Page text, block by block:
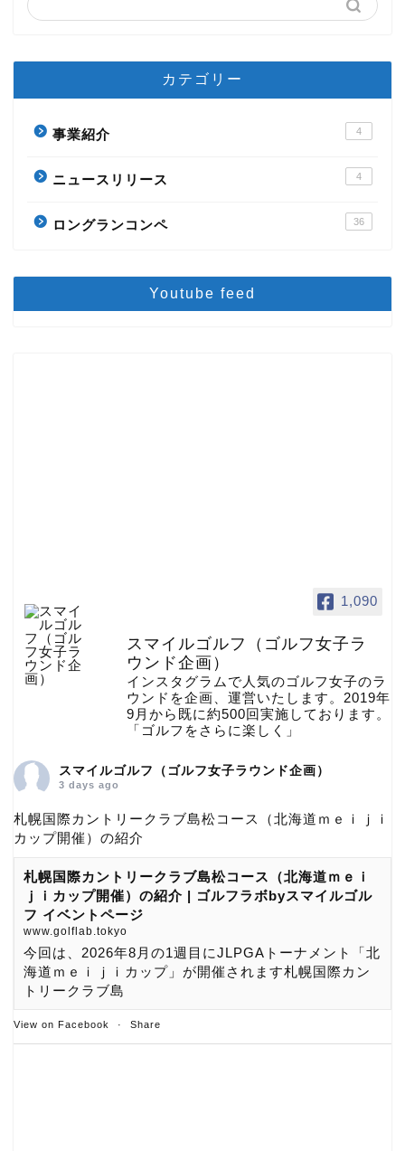
カテゴリー
事業紹介 4
ニュースリリース 4
ロングランコンペ 36
Youtube feed
1,090
スマイルゴルフ（ゴルフ女子ラ
ウンド企画）
インスタグラムで人気のゴルフ女子のラ
ウンドを企画、運営いたします。2019年
9月から既に約500回実施しております。
「ゴルフをさらに楽しく」
スマイルゴルフ（ゴルフ女子ラウンド企画）
3 days ago
札幌国際カントリークラブ島松コース（北海道ｍｅｉｊｉ
カップ開催）の紹介
札幌国際カントリークラブ島松コース（北海道ｍｅｉ
ｊｉカップ開催）の紹介 | ゴルフラボbyスマイルゴル
フ イベントページ
www.golflab.tokyo
今回は、2026年8月の1週目にJLPGAトーナメント「北
海道ｍｅｉｊｉカップ」が開催されます札幌国際カン
トリークラブ島
View on Facebook · Share